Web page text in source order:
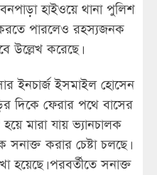
হাইওয়ে থানা পুলিশ
পারলেও রহস্যজনক
উল্লেখ করেছে।
ইনচার্জ ইসমাইল হোসেন
দিকে ফেরার পথে বাসের
হয়ে মারা যায় ভ্যানচালক
করার চেষ্টা চলছে।
পরবর্তীতে সনাক্ত